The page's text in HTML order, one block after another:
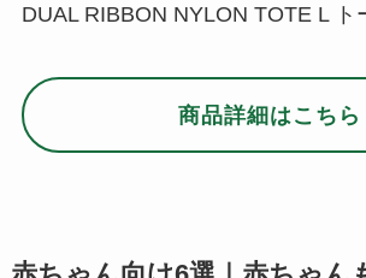
DUAL RIBBON NYLON TOTE L ト
商品詳細はこちら